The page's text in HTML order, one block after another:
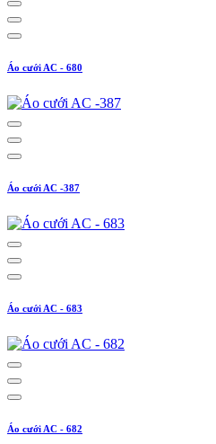
Áo cưới AC - 680
Áo cưới AC -387
Áo cưới AC - 683
Áo cưới AC - 682